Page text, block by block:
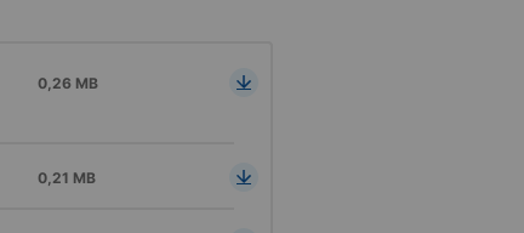
0,26 MB
0,21 MB